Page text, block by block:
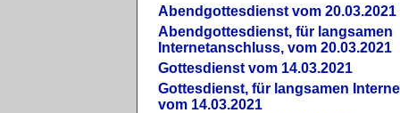
Abendgottesdienst vom 20.03.2021
Abendgottesdienst, für langsamen
Internetanschluss, vom 20.03.2021
Gottesdienst vom 14.03.2021
Gottesdienst, für langsamen
vom 14.03.2021